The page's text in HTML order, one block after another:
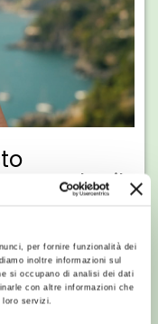
per fornire funzionalità dei
inoltre informazioni sul
si occupano di analisi dei dati
con altre informazioni che
loro servizi.
un cocktail